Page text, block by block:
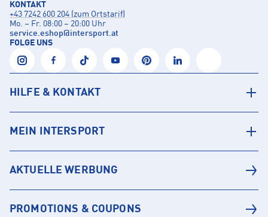
KONTAKT
+43 7242 600 204 (zum Ortstarif)
Mo. – Fr. 08:00 – 20:00 Uhr
service.eshop@intersport.at
FOLGE UNS
HILFE & KONTAKT
MEIN INTERSPORT
AKTUELLE WERBUNG
PROMOTIONS & COUPONS